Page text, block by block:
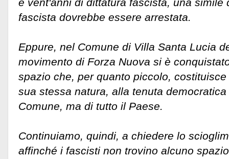
e vent'anni di dittatura fascista, una simile
fascista dovrebbe essere arrestata.
Eppure, nel Comune di Villa Santa Lucia
movimento di Forza Nuova si è
spazio che, per quanto piccolo,
sua stessa natura, alla tenuta
Comune, ma di tutto il Paese.
Continuiamo, quindi, a chiedere lo
affinché i fascisti non trovino alcuno